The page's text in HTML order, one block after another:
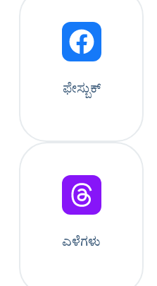
ಫೇಸ್ಬುಕ್
ಎಳೆಗಳು